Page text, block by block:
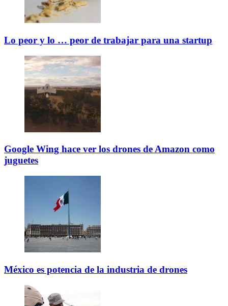
Lo peor y lo … peor de trabajar para una startup
Google Wing hace ver los drones de Amazon como
juguetes
México es potencia de la industria de drones